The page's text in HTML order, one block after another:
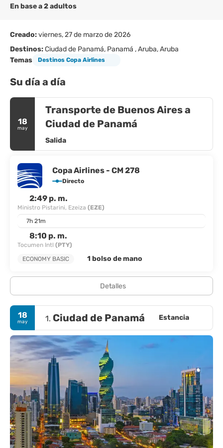
En base a 2 adultos
Creado:viernes, 27 de marzo de 2026
Destinos:Ciudad de Panamá, Panamá , Aruba, Aruba
Temas
Destinos Copa Airlines
Su día a día
18
may
Transporte de Buenos Aires a
Ciudad de Panamá
Salida
Copa Airlines - CM 278
Directo
2:49 p. m.
Ministro Pistarini, Ezeiza (EZE)
7h 21m
8:10 p. m.
Tocumen Intl (PTY)
ECONOMY BASIC
1 bolso de mano
Detalles
18
may 1. Ciudad de Panamá Estancia